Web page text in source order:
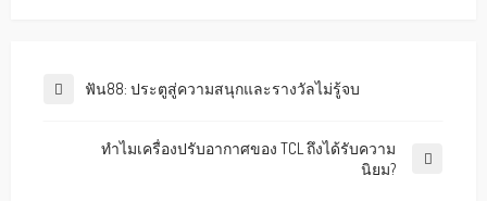
ฟัน88: ประตูสู่ความสนุกและรางวัลไม่รู้จบ
ทำไมเครื่องปรับอากาศของ TCL ถึงได้รับความ
นิยม?